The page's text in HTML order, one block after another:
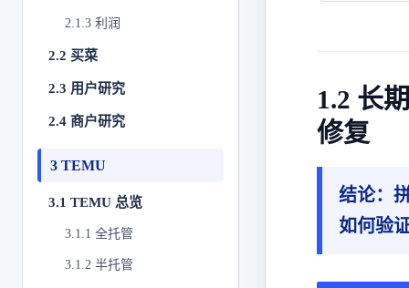
2.1.3 利润
2.2 买菜
2.3 用户研究
2.4 商户研究
3 TEMU
3.1 TEMU 总览
3.1.1 全托管
3.1.2 半托管
1.2 长
修复
结论：
如何验